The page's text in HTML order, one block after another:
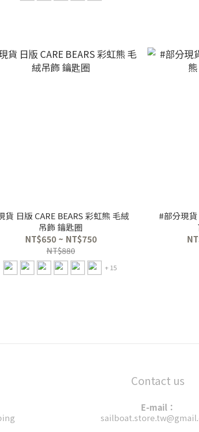
貨 日版 CARE BEARS 彩虹熊 毛絨
吊飾 鑰匙圈
NT$650 ~ NT$750
NT$880
+ 15
#部分現貨
Contact us
E-mail：